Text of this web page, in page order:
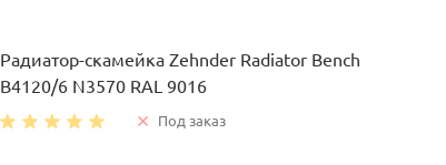
Радиатор-скамейка Zehnder Radiator Bench
B4120/6 N3570 RAL 9016
Под заказ